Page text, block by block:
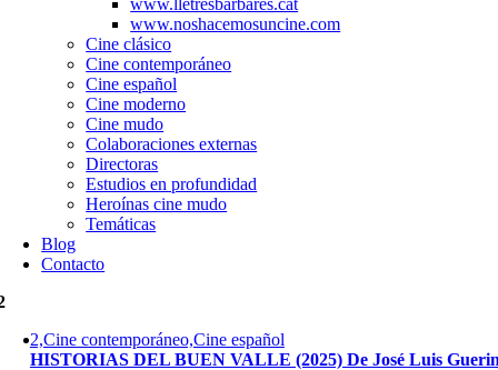
www.lletresbarbares.cat
www.noshacemosuncine.com
Cine clásico
Cine contemporáneo
Cine español
Cine moderno
Cine mudo
Colaboraciones externas
Directoras
Estudios en profundidad
Heroínas cine mudo
Temáticas
Blog
Contacto
2,Cine contemporáneo,Cine español
HISTORIAS DEL BUEN VALLE (2025) De José Luis